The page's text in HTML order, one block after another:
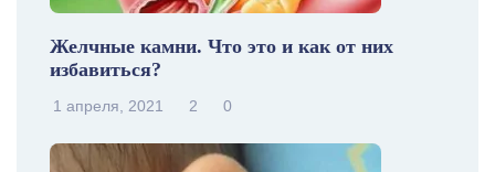
Желчные камни. Что это и как от них
избавиться?
1 апреля, 2021 2 0